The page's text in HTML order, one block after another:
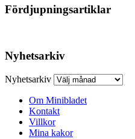
Fördjupningsartiklar
Nyhetsarkiv
Nyhetsarkiv
Om Minibladet
Kontakt
Villkor
Mina kakor